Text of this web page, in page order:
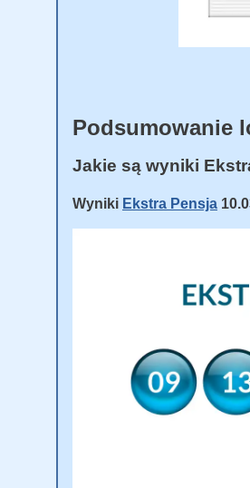
Podsumowanie
Jakie są wyniki
Wyniki Ekstra Pensja